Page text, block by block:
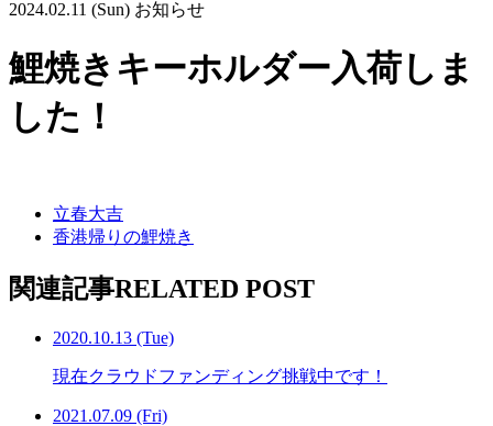
2024.02.11 (Sun) お知らせ
鯉焼きキーホルダー入荷しま
した！
立春大吉
香港帰りの鯉焼き
関連記事RELATED POST
2020.10.13 (Tue)
現在クラウドファンディング挑戦中です！
2021.07.09 (Fri)